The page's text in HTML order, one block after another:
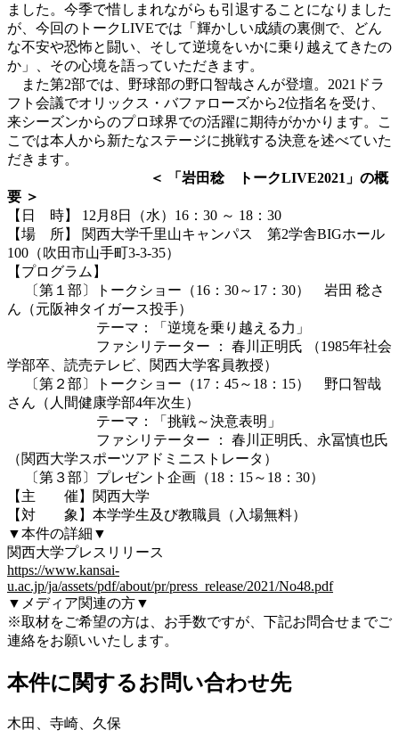
ました。今季で惜しまれながらも引退することになりました
が、今回のトークLIVEでは「輝かしい成績の裏側で、どん
な不安や恐怖と闘い、そして逆境をいかに乗り越えてきたの
か」、その心境を語っていただきます。
また第2部では、野球部の野口智哉さんが登壇。2021ドラ
フト会議でオリックス・バファローズから2位指名を受け、
来シーズンからのプロ球界での活躍に期待がかかります。こ
こでは本人から新たなステージに挑戦する決意を述べていた
だきます。
＜ 「岩田稔 トークLIVE2021」の概
要 ＞
【日 時】 12月8日（水）16：30 ～ 18：30
【場 所】 関西大学千里山キャンパス 第2学舎BIGホール
100（吹田市山手町3-3-35）
【プログラム】
〔第１部〕トークショー（16：30～17：30） 岩田 稔さ
ん（元阪神タイガース投手）
テーマ：「逆境を乗り越える力」
ファシリテーター ： 春川正明氏 （1985年社会
学部卒、読売テレビ、関西大学客員教授）
〔第２部〕トークショー（17：45～18：15） 野口智哉
さん（人間健康学部4年次生）
テーマ：「挑戦～決意表明」
ファシリテーター ： 春川正明氏、永冨慎也氏
（関西大学スポーツアドミニストレータ）
〔第３部〕プレゼント企画（18：15～18：30）
【主 催】関西大学
【対 象】本学学生及び教職員（入場無料）
▼本件の詳細▼
関西大学プレスリリース
https://www.kansai-
u.ac.jp/ja/assets/pdf/about/pr/press_release/2021/No48.pdf
▼メディア関連の方▼
※取材をご希望の方は、お手数ですが、下記お問合せまでご
連絡をお願いいたします。
本件に関するお問い合わせ先
木田、寺崎、久保